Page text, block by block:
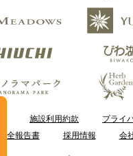
施設利用約款
プライ
全報告書
採用情報 会